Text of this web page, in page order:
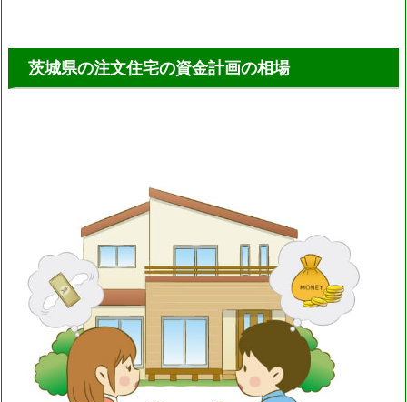
※坪単価は条件により異なりますのであくまで参考程度にお考え下
さい
茨城県の注文住宅の資金計画の相場